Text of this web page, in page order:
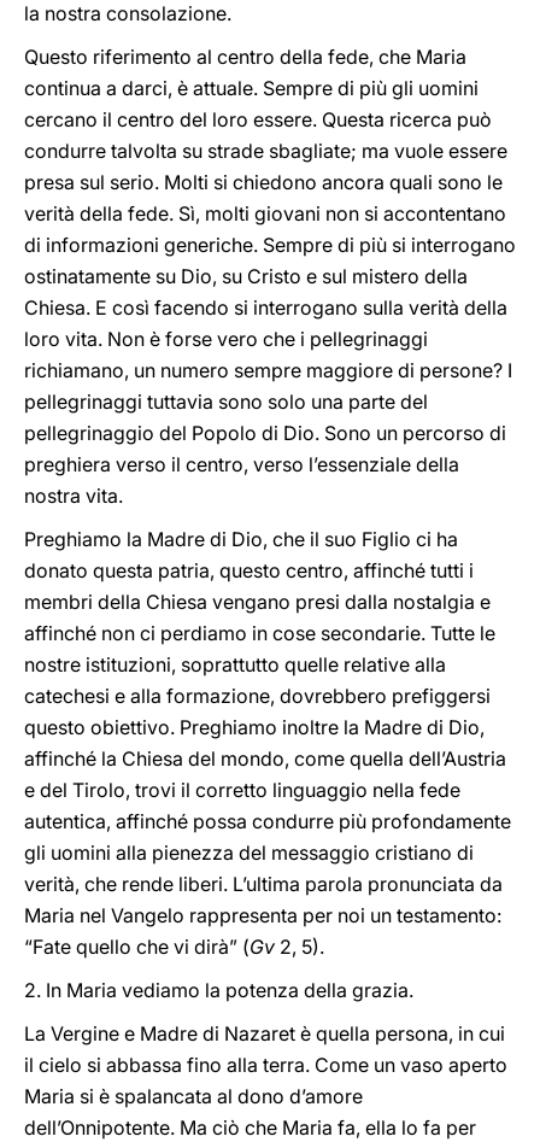
la nostra consolazione.
Questo riferimento al centro della fede, che Maria
continua a darci, è attuale. Sempre di più gli uomini
cercano il centro del loro essere. Questa ricerca può
condurre talvolta su strade sbagliate; ma vuole essere
presa sul serio. Molti si chiedono ancora quali sono le
verità della fede. Sì, molti giovani non si accontentano
di informazioni generiche. Sempre di più si interrogano
ostinatamente su Dio, su Cristo e sul mistero della
Chiesa. E così facendo si interrogano sulla verità della
loro vita. Non è forse vero che i pellegrinaggi
richiamano, un numero sempre maggiore di persone? I
pellegrinaggi tuttavia sono solo una parte del
pellegrinaggio del Popolo di Dio. Sono un percorso di
preghiera verso il centro, verso l’essenziale della
nostra vita.
Preghiamo la Madre di Dio, che il suo Figlio ci ha
donato questa patria, questo centro, affinché tutti i
membri della Chiesa vengano presi dalla nostalgia e
affinché non ci perdiamo in cose secondarie. Tutte le
nostre istituzioni, soprattutto quelle relative alla
catechesi e alla formazione, dovrebbero prefiggersi
questo obiettivo. Preghiamo inoltre la Madre di Dio,
affinché la Chiesa del mondo, come quella dell’Austria
e del Tirolo, trovi il corretto linguaggio nella fede
autentica, affinché possa condurre più profondamente
gli uomini alla pienezza del messaggio cristiano di
verità, che rende liberi. L’ultima parola pronunciata da
Maria nel Vangelo rappresenta per noi un testamento:
“Fate quello che vi dirà” (Gv 2, 5).
2. In Maria vediamo la potenza della grazia.
La Vergine e Madre di Nazaret è quella persona, in cui
il cielo si abbassa fino alla terra. Come un vaso aperto
Maria si è spalancata al dono d’amore
dell’Onnipotente. Ma ciò che Maria fa, ella lo fa per